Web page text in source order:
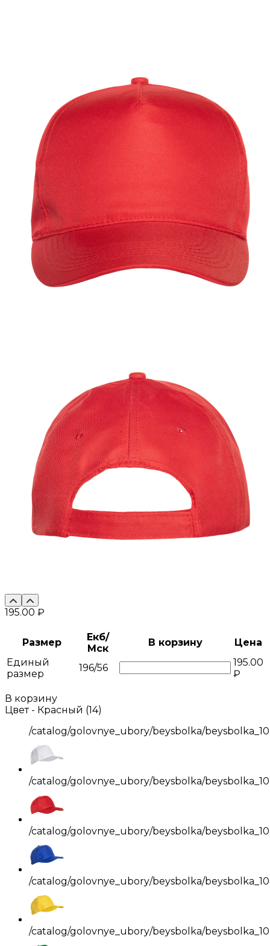
195.00 ₽
Размер
Екб/
Мск
В корзину
Цена
Единый
размер
196/56
195.00
₽
В корзину
Цвет - Красный (14)
/catalog/golovnye_ubory/beysbolka/
/catalog/golovnye_ubory/beysbolka/
/catalog/golovnye_ubory/beysbolka/
/catalog/golovnye_ubory/beysbolka/
/catalog/golovnye_ubory/beysbolka/